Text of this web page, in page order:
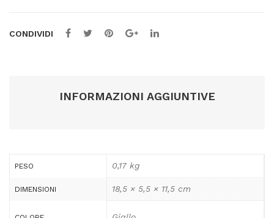
pag
CONDIVIDI
INFORMAZIONI AGGIUNTIVE
PESO 0,17 kg
DIMENSIONI 18,5 × 5,5 × 11,5 cm